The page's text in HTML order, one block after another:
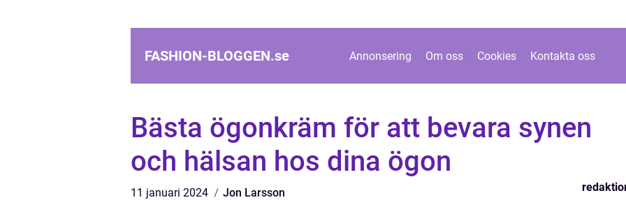
FASHION-BLOGGEN.se Annonsering Om oss Cookies Kontakta oss
Bästa ögonkräm för att bevara synen
och hälsan hos dina ögon
11 januari 2024 Jon Larsson